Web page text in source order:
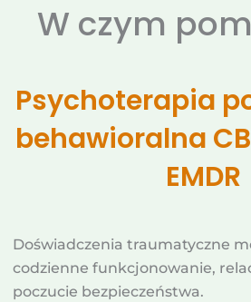
W czym
Psychoterapia
behawioralna
EMDR
Doświadczenia traumatyczne
codzienne funkcjonowanie,
poczucie bezpieczeństwa.